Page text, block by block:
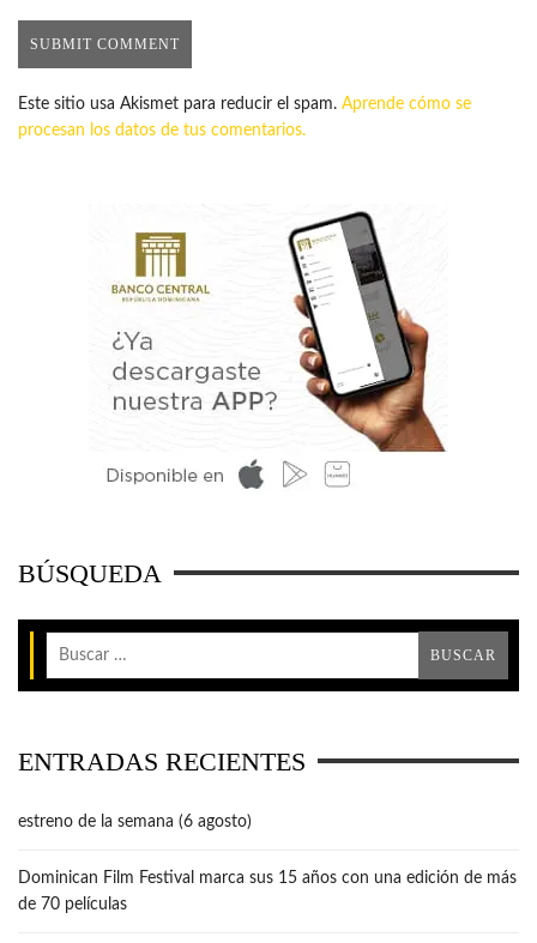
Este sitio usa Akismet para reducir el spam. Aprende cómo se
procesan los datos de tus comentarios.
BÚSQUEDA
ENTRADAS RECIENTES
estreno de la semana (6 agosto)
Dominican Film Festival marca sus 15 años con una edición de más
de 70 películas